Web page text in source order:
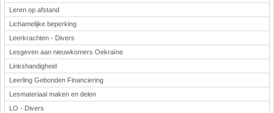
Leren op afstand
Lichamelijke beperking
Leerkrachten - Divers
Lesgeven aan nieuwkomers Oekraïne
Linkshandigheid
Leerling Gebonden Financiering
Lesmateriaal maken en delen
LO - Divers